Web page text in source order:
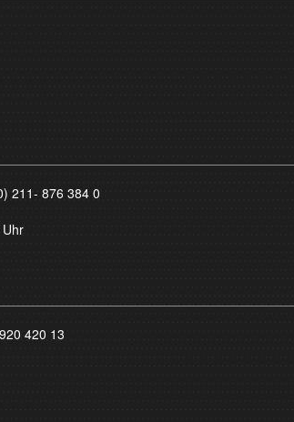
211- 876 384 0
420 13